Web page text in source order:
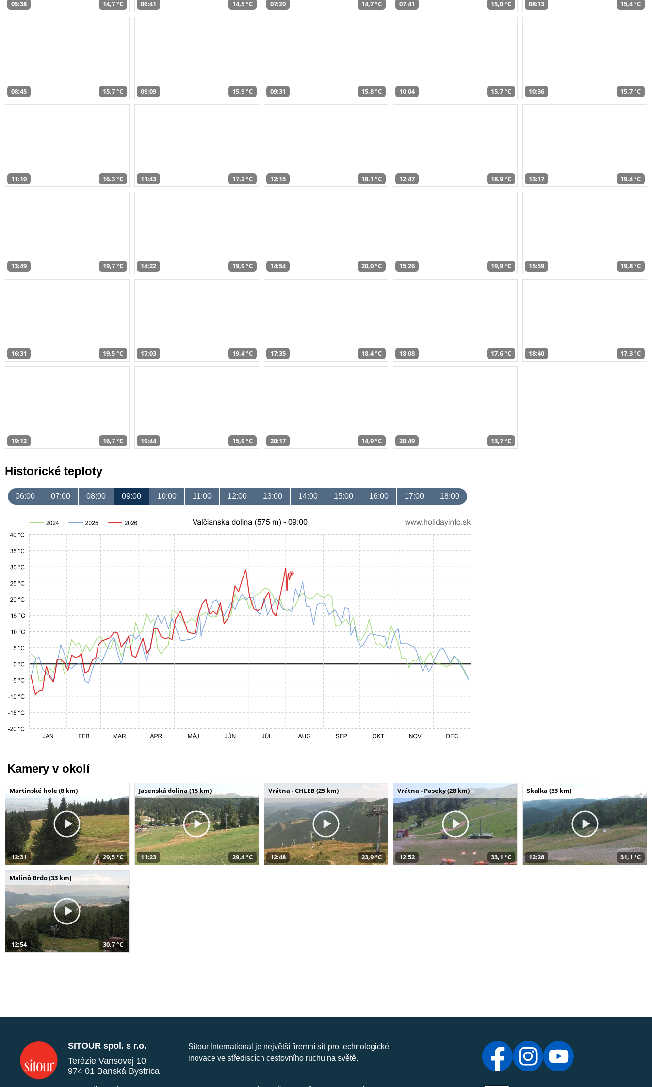
05:38 14,7 °C 06:41 14,5 °C 07:20 14,7 °C 07:41 15,0 °C 08:13 15,4 °C
08:45 15,7 °C 09:09 15,9 °C 09:31 15,8 °C 10:04 15,7 °C 10:36 15,7 °C
11:10 16,3 °C 11:43 17,2 °C 12:15 18,1 °C 12:47 18,9 °C 13:17 19,4 °C
13:49 19,7 °C 14:22 19,9 °C 14:54 20,0 °C 15:26 19,9 °C 15:59 19,8 °C
16:31 19,5 °C 17:03 19,4 °C 17:35 18,4 °C 18:08 17,6 °C 18:40 17,3 °C
19:12 16,7 °C 19:44 15,9 °C 20:17 14,9 °C 20:49 13,7 °C
Historické teploty
06:00 07:00 08:00 09:00 10:00 11:00 12:00 13:00 14:00 15:00 16:00 17:00 18:00
Kamery v okolí
Martinské hole (8 km)
12:31 29,5 °C
Jasenská dolina (15 km)
11:23 29,4 °C
Vrátna - CHLEB (25 km)
12:48 23,9 °C
Vrátna - Paseky (28 km)
12:52 33,1 °C
Skalka (33 km)
12:28 31,1 °C
Malinô Brdo (33 km)
12:54 30,7 °C
SITOUR spol. s r.o.
Terézie Vansovej 10
974 01 Banská Bystrica
Sitour International je největší firemní síť pro technologické
inovace ve střediscích cestovního ruchu na světě.